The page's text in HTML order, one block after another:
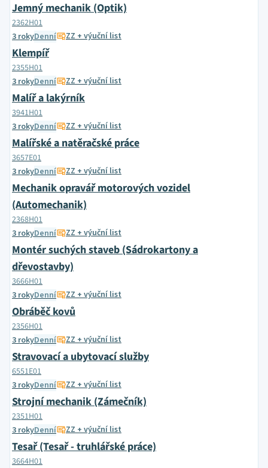
Jemný mechanik (Optik)
2362H01
3 rokyDenní ZZ + výuční list
Klempíř
2355H01
3 rokyDenní ZZ + výuční list
Malíř a lakýrník
3941H01
3 rokyDenní ZZ + výuční list
Malířské a natěračské práce
3657E01
3 rokyDenní ZZ + výuční list
Mechanik opravář motorových vozidel
(Automechanik)
2368H01
3 rokyDenní ZZ + výuční list
Montér suchých staveb (Sádrokartony a
dřevostavby)
3666H01
3 rokyDenní ZZ + výuční list
Obráběč kovů
2356H01
3 rokyDenní ZZ + výuční list
Stravovací a ubytovací služby
6551E01
3 rokyDenní ZZ + výuční list
Strojní mechanik (Zámečník)
2351H01
3 rokyDenní ZZ + výuční list
Tesař (Tesař - truhlářské práce)
3664H01